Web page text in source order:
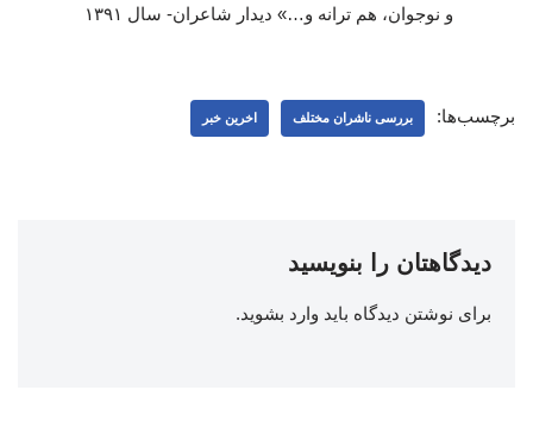
و نوجوان، هم ترانه و…» دیدار شاعران- سال ۱۳۹۱
برچسب‌ها: بررسی ناشران مختلف اخرین خبر
دیدگاهتان را بنویسید
برای نوشتن دیدگاه باید وارد بشوید.